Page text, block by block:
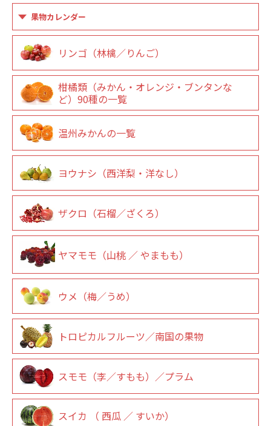
果物カレンダー
リンゴ（林檎／りんご）
柑橘類（みかん・オレンジ・ブンタンな
ど）90種の一覧
温州みかんの一覧
ヨウナシ（西洋梨・洋なし）
ザクロ（石榴／ざくろ）
ヤマモモ（山桃 ／ やまもも）
ウメ（梅／うめ）
トロピカルフルーツ／南国の果物
スモモ（李／すもも）／プラム
スイカ （ 西瓜 ／ すいか）